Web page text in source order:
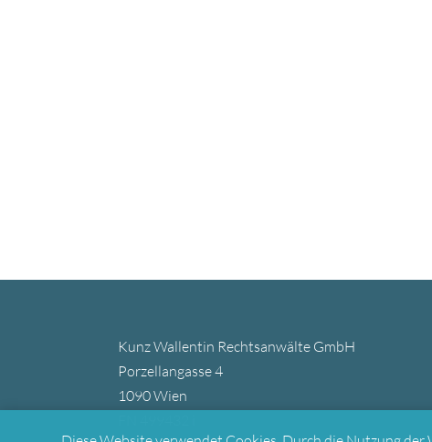
Kunz Wallentin Rechtsanwälte GmbH
Porzellangasse 4
1090 Wien